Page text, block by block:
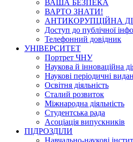
ВАША БЕЗПЕКА
ВАРТО ЗНАТИ!
АНТИКОРУПЦІЙНА
Доступ до публічної
Телефонний довідник
УНІВЕРСИТЕТ
Портрет ЧНУ
Наукова й інноваційна
Наукові періодичні
Освітня діяльність
Сталий розвиток
Міжнародна діяльність
Студентська рада
Асоціація випускників
ПІДРОЗДІЛИ